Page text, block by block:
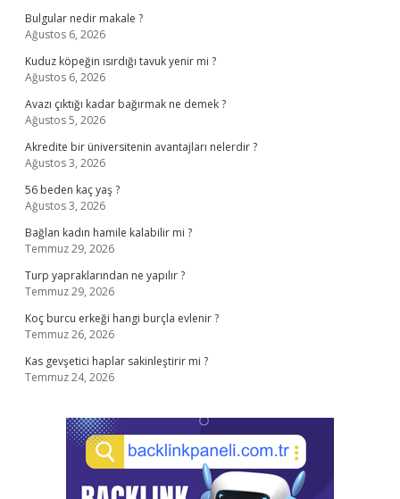
Bulgular nedir makale ?
Ağustos 6, 2026
Kuduz köpeğin ısırdığı tavuk yenir mi ?
Ağustos 6, 2026
Avazı çıktığı kadar bağırmak ne demek ?
Ağustos 5, 2026
Akredite bir üniversitenin avantajları nelerdir ?
Ağustos 3, 2026
56 beden kaç yaş ?
Ağustos 3, 2026
Bağlan kadın hamile kalabilir mi ?
Temmuz 29, 2026
Turp yapraklarından ne yapılır ?
Temmuz 29, 2026
Koç burcu erkeği hangi burçla evlenir ?
Temmuz 26, 2026
Kas gevşetici haplar sakinleştirir mi ?
Temmuz 24, 2026